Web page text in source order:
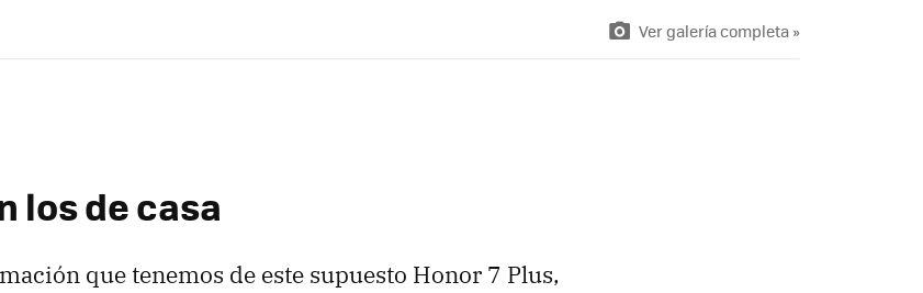
Ver galería completa »
los de casa
que tenemos de este supuesto Honor 7 Plus,